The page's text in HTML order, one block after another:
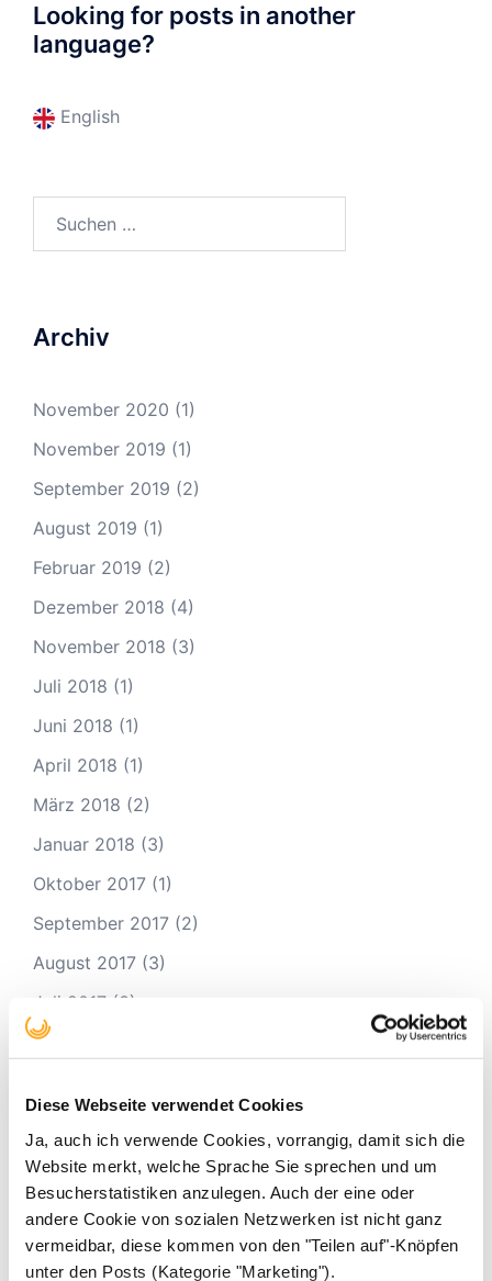
Diese Webseite verwendet Cookies
Ja, auch ich verwende Cookies, vorrangig, damit sich die
Website merkt, welche Sprache Sie sprechen und um
Besucherstatistiken anzulegen. Auch der eine oder
andere Cookie von sozialen Netzwerken ist nicht ganz
vermeidbar, diese kommen von den "Teilen auf"-Knöpfen
unter den Posts (Kategorie "Marketing").
Looking for posts in another
language?
English
Archiv
November 2020 (1)
November 2019 (1)
September 2019 (2)
August 2019 (1)
Februar 2019 (2)
Dezember 2018 (4)
November 2018 (3)
Juli 2018 (1)
Juni 2018 (1)
April 2018 (1)
März 2018 (2)
Januar 2018 (3)
Oktober 2017 (1)
September 2017 (2)
August 2017 (3)
Juli 2017 (3)
Mai 2017
Februar 2017 (2)
Januar 2017(9)
Dezember 2016 (2)